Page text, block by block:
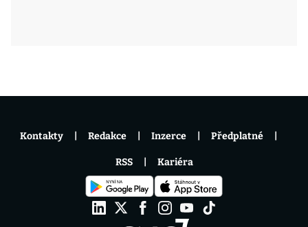
Kontakty Redakce Inzerce Předplatné
RSS Kariéra